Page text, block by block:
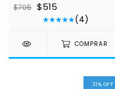
$705 $515
(4)
COMPRAR
31 % OFF